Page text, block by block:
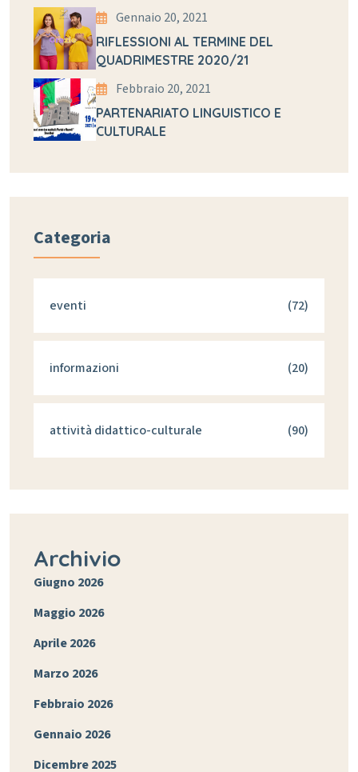
Gennaio 20, 2021
RIFLESSIONI AL TERMINE DEL
QUADRIMESTRE 2020/21
Febbraio 20, 2021
PARTENARIATO LINGUISTICO E
CULTURALE
Categoria
eventi (72)
informazioni (20)
attività didattico-culturale (90)
Archivio
Giugno 2026
Maggio 2026
Aprile 2026
Marzo 2026
Febbraio 2026
Gennaio 2026
Dicembre 2025